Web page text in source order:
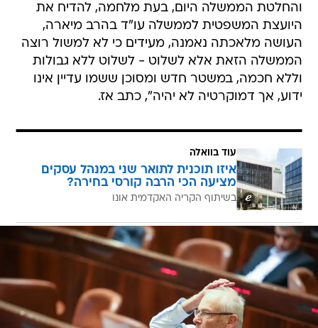
והחלטת הממשלה היום, בעת מלחמה, להדיח את
היועצת המשפטית לממשלה עו"ד בהרב מיארה,
העושה מלאכתה נאמנה, מעידים כי לא למשול רוצה
הממשלה הזאת אלא לשלוט - לשלוט ללא גבולות
וללא חכמה, במשטר חדש ומסוכן ששמו עדיין אינו
ידוע, אך דמוקרטיה לא יהיה", כתב אז.
עוד בוואלה
איזו תוכנית לתואר שני במנהל עסקים
מציעה הכי הרבה קורסי בחירה?
בשיתוף הקריה האקדמית אונו